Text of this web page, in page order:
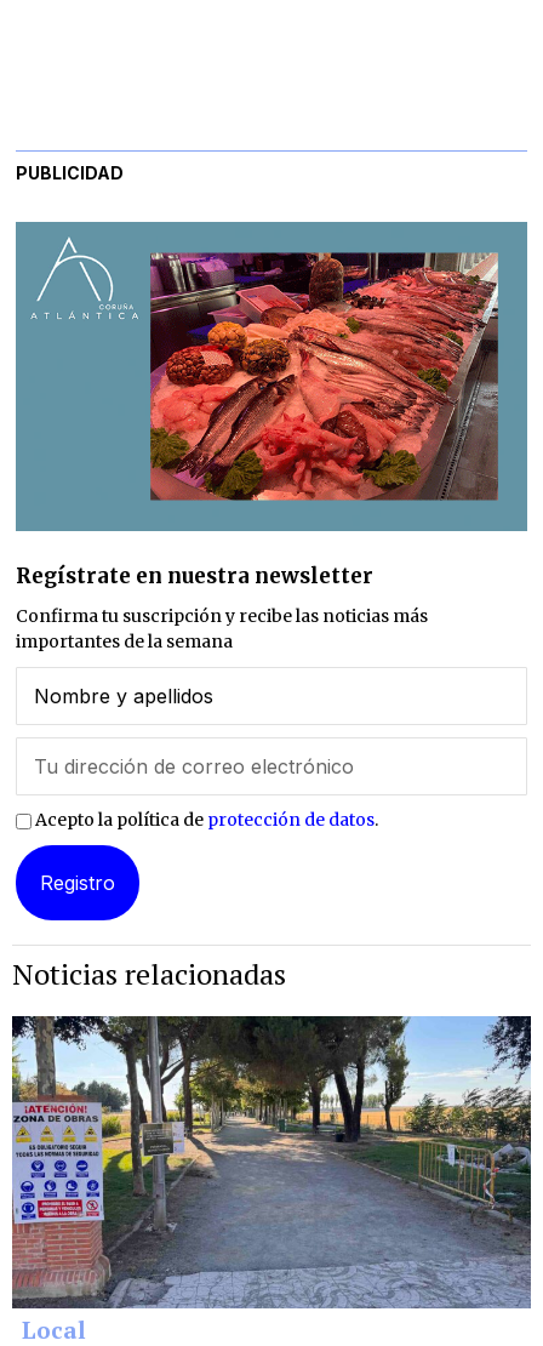
PUBLICIDAD
Regístrate en nuestra newsletter
Confirma tu suscripción y recibe las noticias más
importantes de la semana
Acepto la política de protección de datos.
Noticias relacionadas
Local